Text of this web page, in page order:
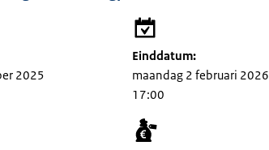
2025
Einddatum:
maandag 2 februari 2026
17:00